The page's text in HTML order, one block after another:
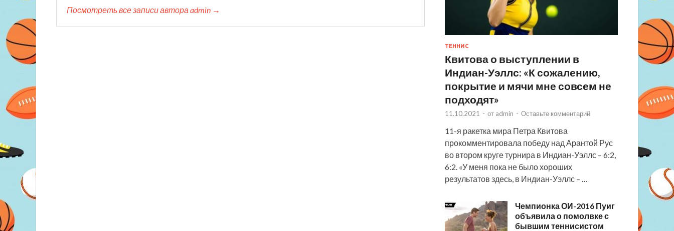
Посмотреть все записи автора admin →
ТЕННИС
Квитова о выступлении в
Индиан-Уэллс: «К сожалению,
покрытие и мячи мне совсем не
подходят»
11.10.2021 - от admin - Оставьте комментарий
11-я ракетка мира Петра Квитова
прокомментировала победу над Арантой Рус
во втором круге турнира в Индиан-Уэллс – 6:2,
6:2. «У меня пока не было хороших
результатов здесь, в Индиан-Уэллс – …
Чемпионка ОИ-2016 Пуиг
объявила о помолвке с
бывшим теннисистом